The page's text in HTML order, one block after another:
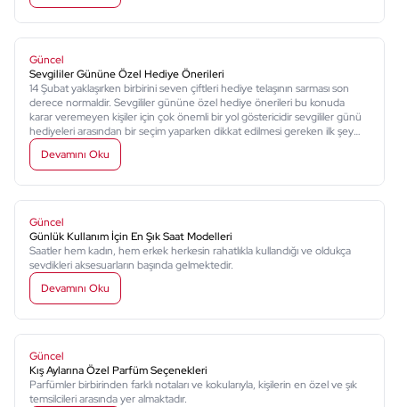
Güncel
Sevgililer Gününe Özel Hediye Önerileri
14 Şubat yaklaşırken birbirini seven çiftleri hediye telaşının sarması son
derece normaldir. Sevgililer gününe özel hediye önerileri bu konuda
karar veremeyen kişiler için çok önemli bir yol göstericidir sevgililer günü
hediyeleri arasından bir seçim yaparken dikkat edilmesi gereken ilk şey
sevdiğiniz insanın hobileri, zevkleri ve onunla birlikte yapmaktan
hoşlandığınız aktivitelerdir.
Devamını Oku
Güncel
Günlük Kullanım İçin En Şık Saat Modelleri
Saatler hem kadın, hem erkek herkesin rahatlıkla kullandığı ve oldukça
sevdikleri aksesuarların başında gelmektedir.
Devamını Oku
Güncel
Kış Aylarına Özel Parfüm Seçenekleri
Parfümler birbirinden farklı notaları ve kokularıyla, kişilerin en özel ve şık
temsilcileri arasında yer almaktadır.